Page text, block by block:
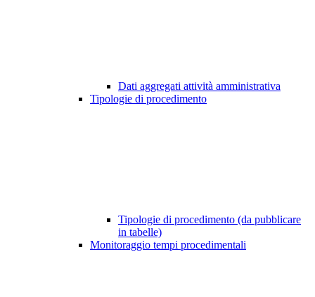
Dati aggregati attività amministrativa
Tipologie di procedimento
Tipologie di procedimento (da pubblicare
in tabelle)
Monitoraggio tempi procedimentali